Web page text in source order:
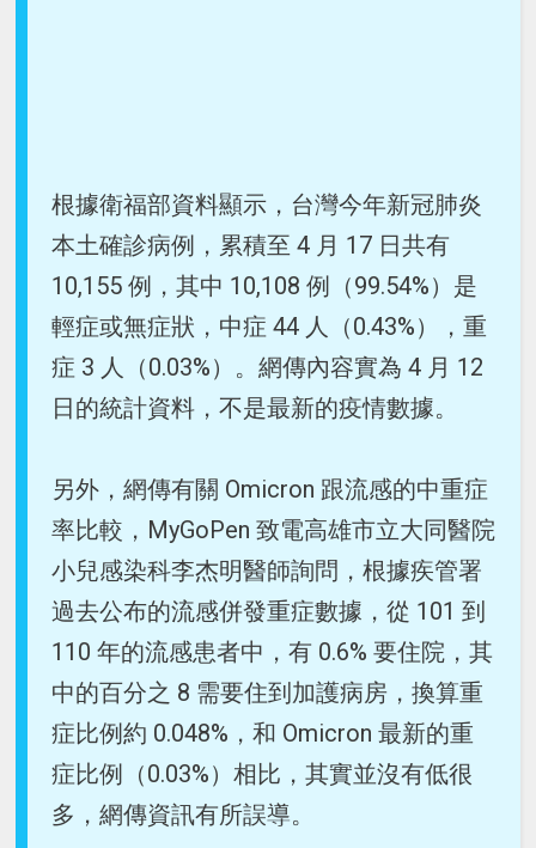
根據衛福部資料顯示，台灣今年新冠肺炎
本土確診病例，累積至 4 月 17 日共有
10,155 例，其中 10,108 例（99.54%）是
輕症或無症狀，中症 44 人（0.43%），重
症 3 人（0.03%）。網傳內容實為 4 月 12
日的統計資料，不是最新的疫情數據。
另外，網傳有關 Omicron 跟流感的中重症
率比較，MyGoPen 致電高雄市立大同醫院
小兒感染科李杰明醫師詢問，根據疾管署
過去公布的流感併發重症數據，從 101 到
110 年的流感患者中，有 0.6% 要住院，其
中的百分之 8 需要住到加護病房，換算重
症比例約 0.048%，和 Omicron 最新的重
症比例（0.03%）相比，其實並沒有低很
多，網傳資訊有所誤導。